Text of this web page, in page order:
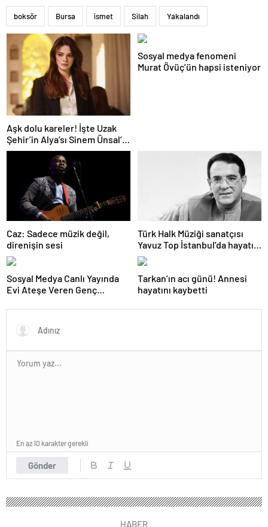
boksör Bursa ismet Silah Yakalandı
Aşk dolu kareler! İşte Uzak
Şehir’in Alya’sı Sinem Ünsal’ın
gerçek hayattaki sevgilisi
Sosyal medya fenomeni
Murat Övüç’ün hapsi isteniyor
Caz: Sadece müzik değil,
direnişin sesi
Türk Halk Müziği sanatçısı
Yavuz Top İstanbul’da hayatını
kaybetti
Sosyal Medya Canlı Yayında
Evi Ateşe Veren Genç
Tarkan’ın acı günü! Annesi
hayatını kaybetti
Gönder
En az 10 karakter gerekli
HABER